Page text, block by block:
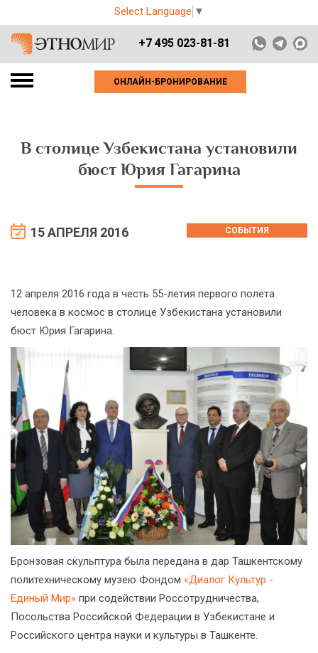
Select Language ▼
+7 495 023-81-81
ОНЛАЙН-БРОНИРОВАНИЕ
В столице Узбекистана установили
бюст Юрия Гагарина
15 АПРЕЛЯ 2016 СОБЫТИЯ
12 апреля 2016 года в честь 55-летия первого полёта
человека в космос в столице Узбекистана установили
бюст Юрия Гагарина.
Бронзовая скульптура была передана в дар Ташкентскому
политехническому музею Фондом «Диалог Культур -
Единый Мир» при содействии Россотрудничества,
Посольства Российской Федерации в Узбекистане и
Российского центра науки и культуры в Ташкенте.